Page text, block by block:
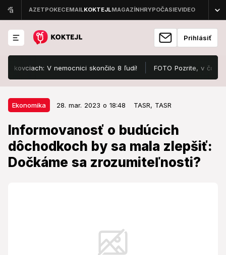
Prihlásiť
V nemocnici skončilo 8 ľudí! FOTO Pozrite, v čom sa
Ekonomika 28. mar. 2023 o 18:48 TASR, TASR
Informovanosť o budúcich
dôchodkoch by sa mala zlepšiť:
Dočkáme sa zrozumiteľnosti?
Ekonomika 28. mar. 2023 o 18:48
Informovanosť o budúcich
dôchodkoch by sa mala zlepšiť:
Dočkáme sa zrozumiteľnosti?